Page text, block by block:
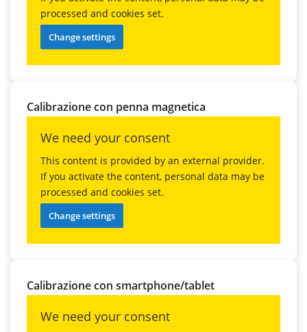
processed and cookies set.
Change settings
Calibrazione con penna magnetica
We need your consent
This content is provided by an external provider.
If you activate the content, personal data may be
processed and cookies set.
Change settings
Calibrazione con smartphone/tablet
We need your consent